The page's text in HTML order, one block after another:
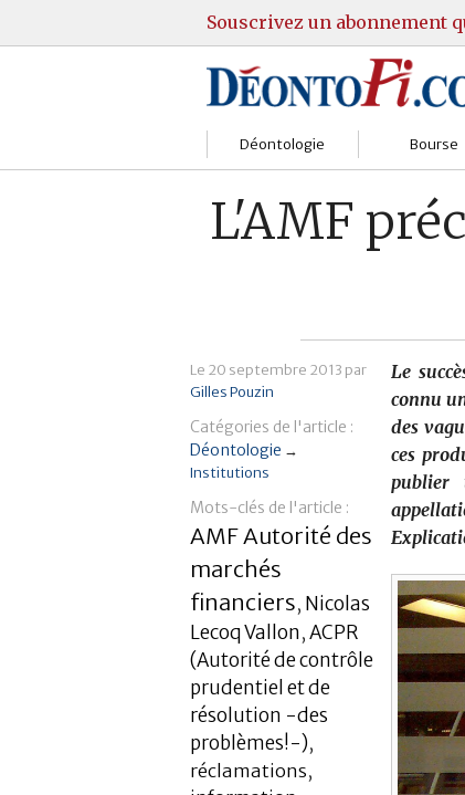
Souscrivez un abonnement
Déontologie
Gestion
Marchés
Relations clients
Réglementation
Bourse
Courtiers
Guide
Marchés
Pratique et
L'AMF
Le 20 septembre 2013 par
Gilles Pouzin
Catégories de l'article :
Déontologie →
Institutions
Mots-clés de l'article :
AMF Autorité des
marchés
financiers, Nicolas
Lecoq Vallon, ACPR
(Autorité de contrôle
prudentiel et de
résolution -des
problèmes!-),
réclamations,
Le
connu
des
ces
publier